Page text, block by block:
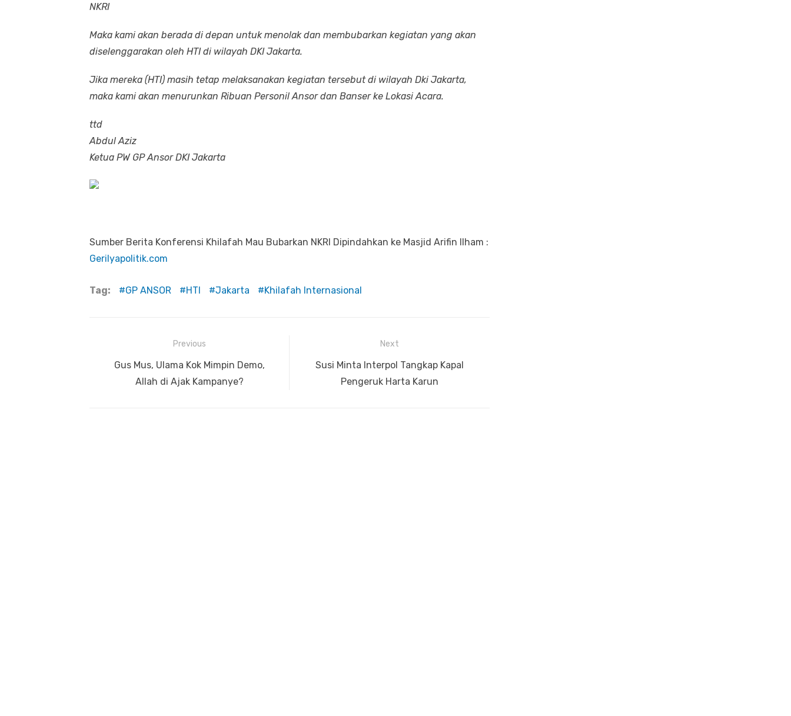
NKRI
Maka kami akan berada di depan untuk menolak dan membubarkan kegiatan yang akan
diselenggarakan oleh HTI di wilayah DKI Jakarta.
Jika mereka (HTI) masih tetap melaksanakan kegiatan tersebut di wilayah Dki Jakarta,
maka kami akan menurunkan Ribuan Personil Ansor dan Banser ke Lokasi Acara.
ttd
Abdul Aziz
Ketua PW GP Ansor DKI Jakarta
Sumber Berita Konferensi Khilafah Mau Bubarkan NKRI Dipindahkan ke Masjid Arifin Ilham :
Gerilyapolitik.com
Tag: GP ANSOR HTI Jakarta Khilafah Internasional
Navigasi
Previous
Previous
Gus Mus, Ulama Kok Mimpin Demo,
Allah di Ajak Kampanye?
Next
Next
Susi Minta Interpol Tangkap Kapal
Pengeruk Harta Karun